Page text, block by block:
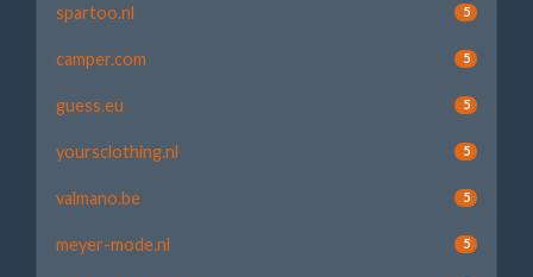
spartoo.nl 5
camper.com 5
guess.eu 5
yoursclothing.nl 5
valmano.be 5
meyer-mode.nl 5